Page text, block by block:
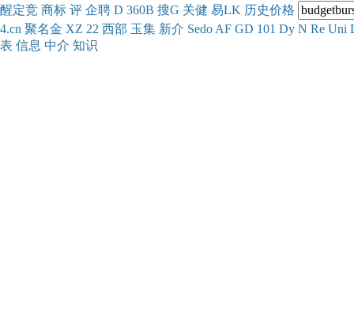
醒定竞 商标 评 企聘 D 360B 搜G 关健 易LK 历史价格
4.cn 聚名金 XZ 22 西部 玉集 新介 Sedo AF GD 101 Dy N Re Uni
表 信息 中介 知识